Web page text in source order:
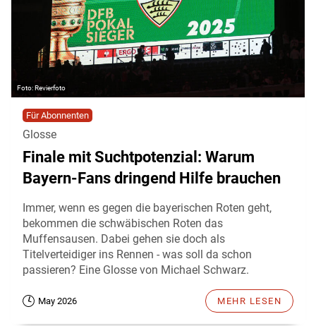
Revierfoto
Für Abonnenten
Glosse
Finale mit Suchtpotenzial: Warum
Bayern-Fans dringend Hilfe brauchen
Immer, wenn es gegen die bayerischen Roten geht,
bekommen die schwäbischen Roten das
Muffensausen. Dabei gehen sie doch als
Titelverteidiger ins Rennen - was soll da schon
passieren? Eine Glosse von Michael Schwarz.
May 2026 MEHR LESEN